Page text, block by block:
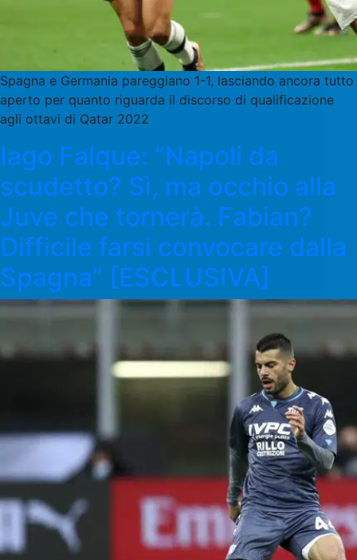
Spagna e Germania pareggiano 1-1, lasciando ancora tutto
aperto per quanto riguarda il discorso di qualificazione
agli ottavi di Qatar 2022
Iago Falque: “Napoli da
scudetto? Sì, ma occhio alla
Juve che tornerà. Fabian?
Difficile farsi convocare dalla
Spagna” [ESCLUSIVA]